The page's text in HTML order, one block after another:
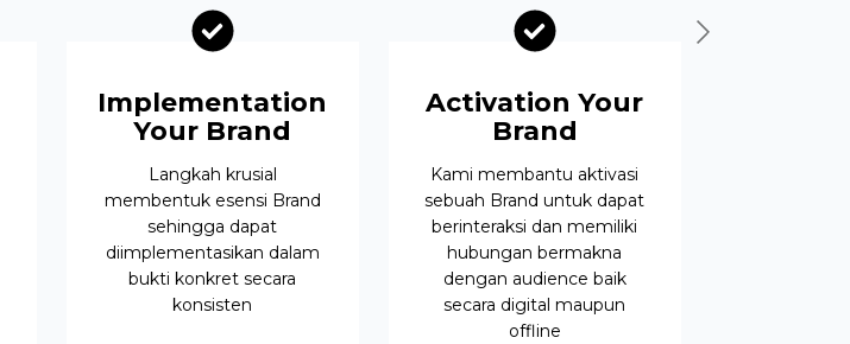
Implementation
Your Brand
Langkah krusial
membentuk esensi Brand
sehingga dapat
diimplementasikan dalam
bukti konkret secara
konsisten
Activation Your
Brand
Kami membantu aktivasi
sebuah Brand untuk dapat
berinteraksi dan memiliki
hubungan bermakna
dengan audience baik
secara digital maupun
offline